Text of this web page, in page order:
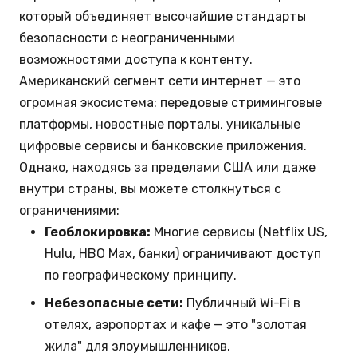
который объединяет высочайшие стандарты
безопасности с неограниченными
возможностями доступа к контенту.
Американский сегмент сети интернет — это
огромная экосистема: передовые стриминговые
платформы, новостные порталы, уникальные
цифровые сервисы и банковские приложения.
Однако, находясь за пределами США или даже
внутри страны, вы можете столкнуться с
ограничениями:
Геоблокировка: Многие сервисы (Netflix US,
Hulu, HBO Max, банки) ограничивают доступ
по географическому принципу.
Небезопасные сети: Публичный Wi-Fi в
отелях, аэропортах и кафе — это "золотая
жила" для злоумышленников.